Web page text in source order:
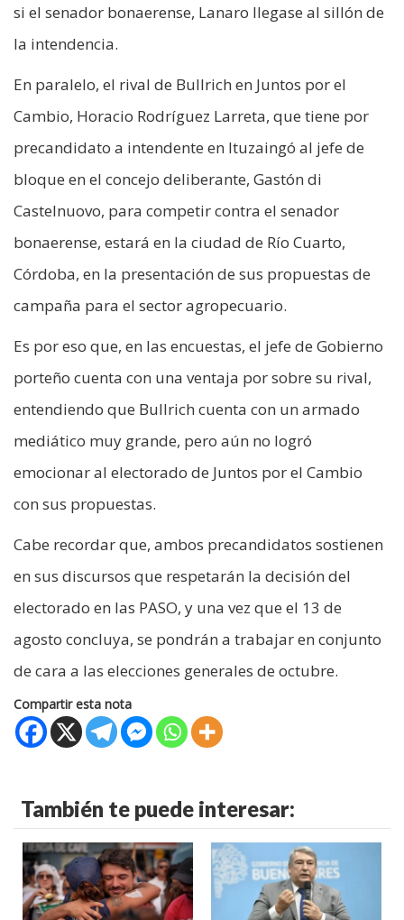
si el senador bonaerense, Lanaro llegase al sillón de
la intendencia.
En paralelo, el rival de Bullrich en Juntos por el
Cambio, Horacio Rodríguez Larreta, que tiene por
precandidato a intendente en Ituzaingó al jefe de
bloque en el concejo deliberante, Gastón di
Castelnuovo, para competir contra el senador
bonaerense, estará en la ciudad de Río Cuarto,
Córdoba, en la presentación de sus propuestas de
campaña para el sector agropecuario.
Es por eso que, en las encuestas, el jefe de Gobierno
porteño cuenta con una ventaja por sobre su rival,
entendiendo que Bullrich cuenta con un armado
mediático muy grande, pero aún no logró
emocionar al electorado de Juntos por el Cambio
con sus propuestas.
Cabe recordar que, ambos precandidatos sostienen
en sus discursos que respetarán la decisión del
electorado en las PASO, y una vez que el 13 de
agosto concluya, se pondrán a trabajar en conjunto
de cara a las elecciones generales de octubre.
Compartir esta nota
También te puede interesar: